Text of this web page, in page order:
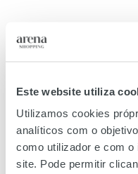
Este website utiliza
Utilizamos cookies
analíticos com o
como utilizador e com o
site. Pode permitir
Hora de
pode encontrar naBig
como paramulher, e
disponível naSport Zone,